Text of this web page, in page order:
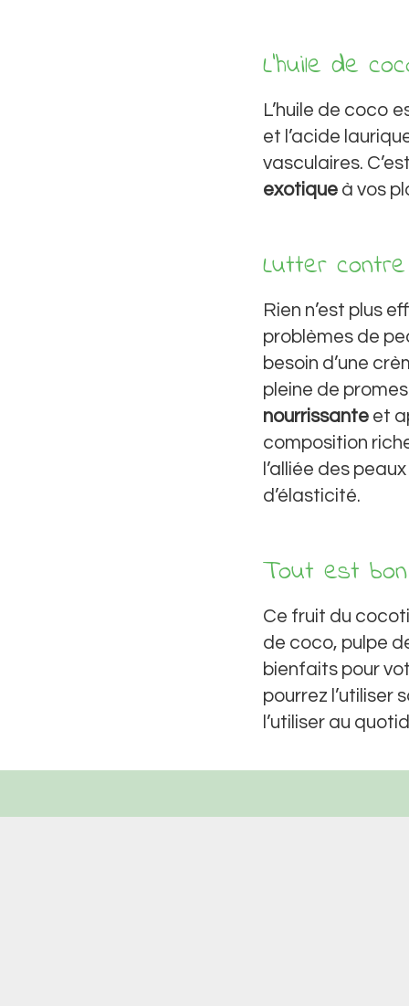
L’huile de
L’huile de coco
et l’acide
vasculaires.
exotique à vos
Lutter
Rien n’est plus
problèmes de
besoin d’une
pleine de
nourrissante et
composition
l’alliée des
d’élasticité.
Tout est
Ce fruit du
de coco, pulpe
bienfaits pour
pourrez l’utiliser
l’utiliser au